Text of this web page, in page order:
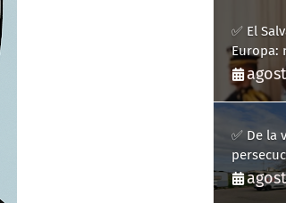
✅ El
Europa:
✅ De la
y la